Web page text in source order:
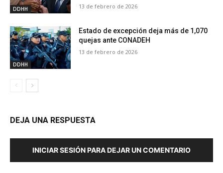
DDHH 13 de febrero de 2026
DDHH
Estado de excepción deja más de 1,070
quejas ante CONADEH
13 de febrero de 2026
DEJA UNA RESPUESTA
INICIAR SESIÓN PARA DEJAR UN COMENTARIO